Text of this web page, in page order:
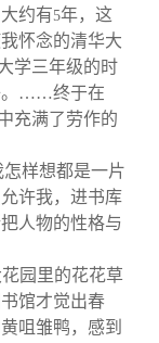
约有5年，这
怀念的清华大
学三年级的时
。……终于在
充满了劳作的
样想都是一片
许我，进书库
人物的性格与
园里的花花草
馆才觉出春
咀雏鸭，感到